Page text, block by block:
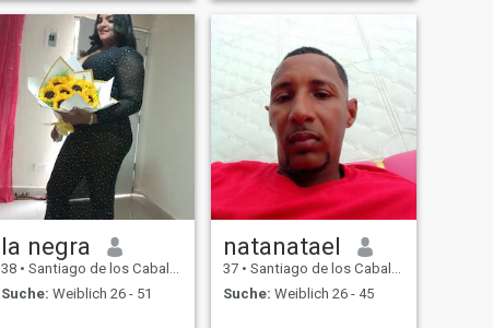
la negra
38 • Santiago de los Caballeros, Santiago, Dom. Rep.
Suche: Weiblich 26 - 51
natanatael
37 • Santiago de los Caballeros, Santiago, Dom. Rep.
Suche: Weiblich 26 - 45